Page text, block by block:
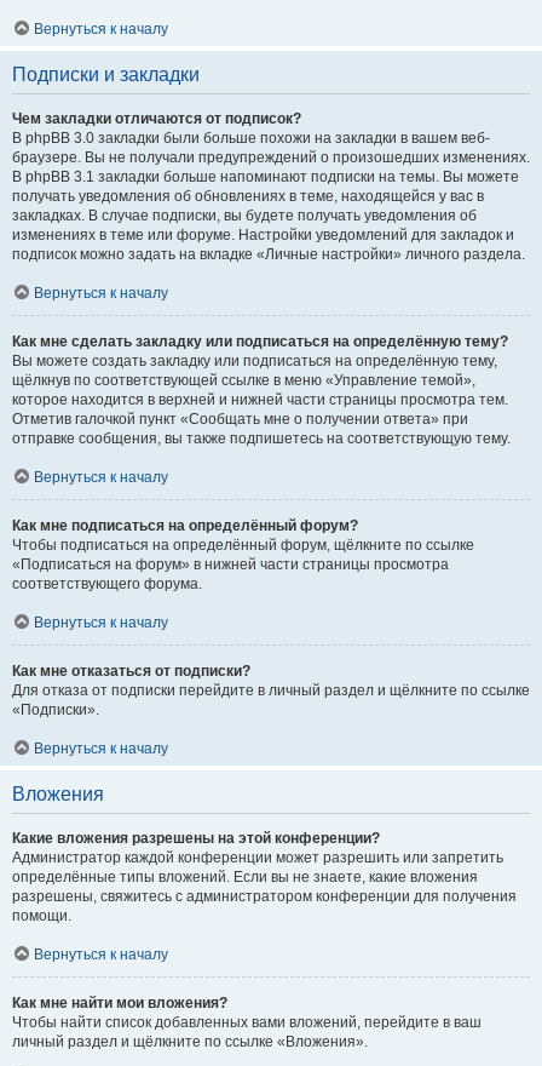
Вернуться к началу
Подписки и закладки
Чем закладки отличаются от подписок?
В phpBB 3.0 закладки были больше похожи на закладки в вашем веб-
браузере. Вы не получали предупреждений о произошедших изменениях.
В phpBB 3.1 закладки больше напоминают подписки на темы. Вы можете
получать уведомления об обновлениях в теме, находящейся у вас в
закладках. В случае подписки, вы будете получать уведомления об
изменениях в теме или форуме. Настройки уведомлений для закладок и
подписок можно задать на вкладке «Личные настройки» личного раздела.
Вернуться к началу
Как мне сделать закладку или подписаться на определённую тему?
Вы можете создать закладку или подписаться на определённую тему,
щёлкнув по соответствующей ссылке в меню «Управление темой»,
которое находится в верхней и нижней части страницы просмотра тем.
Отметив галочкой пункт «Сообщать мне о получении ответа» при
отправке сообщения, вы также подпишетесь на соответствующую тему.
Вернуться к началу
Как мне подписаться на определённый форум?
Чтобы подписаться на определённый форум, щёлкните по ссылке
«Подписаться на форум» в нижней части страницы просмотра
соответствующего форума.
Вернуться к началу
Как мне отказаться от подписки?
Для отказа от подписки перейдите в личный раздел и щёлкните по ссылке
«Подписки».
Вернуться к началу
Вложения
Какие вложения разрешены на этой конференции?
Администратор каждой конференции может разрешить или запретить
определённые типы вложений. Если вы не знаете, какие вложения
разрешены, свяжитесь с администратором конференции для получения
помощи.
Вернуться к началу
Как мне найти мои вложения?
Чтобы найти список добавленных вами вложений, перейдите в ваш
личный раздел и щёлкните по ссылке «Вложения».